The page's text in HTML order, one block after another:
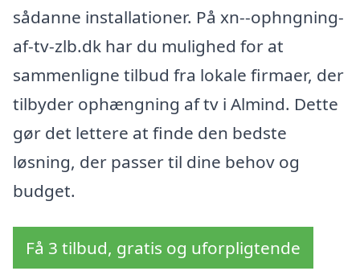
sådanne installationer. På xn--ophngning-
af-tv-zlb.dk har du mulighed for at
sammenligne tilbud fra lokale firmaer, der
tilbyder ophængning af tv i Almind. Dette
gør det lettere at finde den bedste
løsning, der passer til dine behov og
budget.
Få 3 tilbud, gratis og uforpligtende